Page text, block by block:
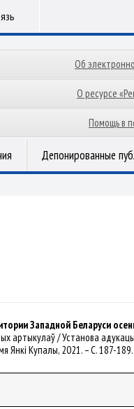
Об
О ресурсе
Помощь в
Депонированные
Западной Беларуси
артыкулаў / Установа
Янкі Купалы, 2021. – С. 187-189.